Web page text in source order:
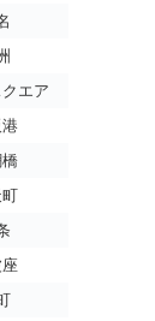
エア
港
座